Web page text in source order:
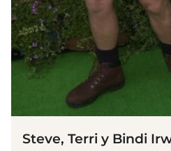
Steve, Terri y Bindi